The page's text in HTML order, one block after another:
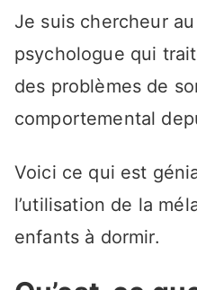
Je suis chercheur
psychologue qui
des problèmes de
comportemental
Voici ce qui est
l’utilisation de la
enfants à dormir.